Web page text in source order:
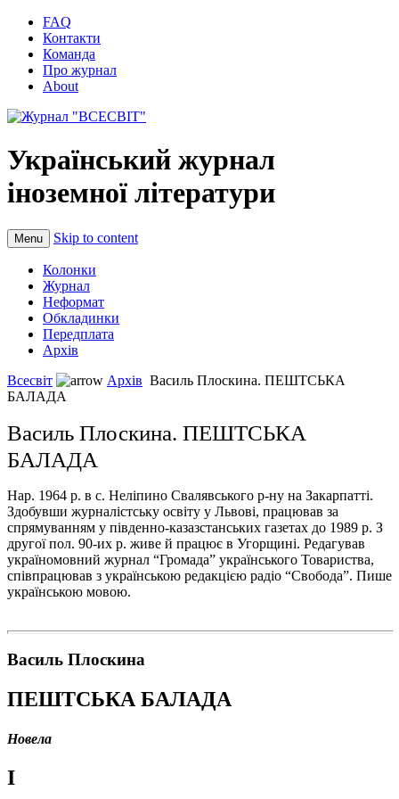
FAQ
Контакти
Команда
Про журнал
About
Український журнал
іноземної літератури
Menu Skip to content
Колонки
Журнал
Неформат
Обкладинки
Передплата
Архів
Всесвіт
Архів Василь Плоскина. ПЕШТСЬКА
БАЛАДА
Василь Плоскина. ПЕШТСЬКА
БАЛАДА
Нар. 1964 р. в с. Неліпино Свалявського р-ну на Закарпатті.
Здобувши журналістську освіту у Львові, працював за
спрямуванням у південно-казазстанських газетах до 1989 р. З
другої пол. 90-их р. живе й працює в Угорщині. Редагував
україномовний журнал “Громада” українського Товариства,
співпрацював з українською редакцією радіо “Свобода”. Пише
українською мовою.
Василь Плоскина
ПЕШТСЬКА БАЛАДА
Новела
І